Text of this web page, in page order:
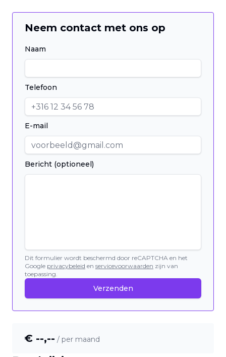
Neem contact met ons op
Naam
Telefoon
E-mail
Bericht (optioneel)
Dit formulier wordt beschermd door reCAPTCHA en het
Google privacybeleid en servicevoorwaarden zijn van
toepassing.
Verzenden
€ --,-- / per maand